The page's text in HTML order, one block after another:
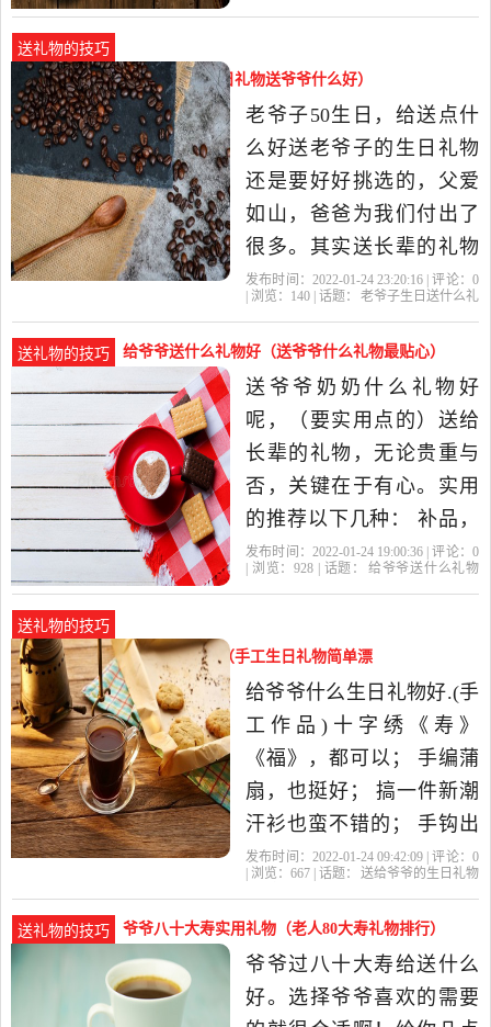
在蛋糕上面做一个寿桃，
这样的生日蛋糕才是属于
老年人的。 老年人过生日
除了生日蛋糕还要
送礼物的技巧
老爷子生日送什么礼物好（生日礼物送爷爷什么好）
老爷子50生日，给送点什
么好送老爷子的生日礼物
还是要好好挑选的，父爱
如山，爸爸为我们付出了
很多。其实送长辈的礼物
还是很多的，下面我为你
比较喜欢喝茶，天气渐
凉，喝茶的时间也是越来
越多了，可以准备一盒好
茶，或是一套茶具给男朋
友的爸爸是不..
发布时间：2022-01-24 23:20:16 | 评论： 0
| 浏览： 140 | 话题：
老爷子生日送什么礼
送礼物的技巧 给爷爷送什么礼物好（送爷爷什么礼物最贴心）
送爷爷奶奶什么礼物好
呢，（要实用点的）送给
长辈的礼物，无论贵重与
否，关键在于有心。实用
的推荐以下几种： 补品，
人老了，身体的种种机能
地选择一些补品还是很必
要的，比如时下流行的脑
白金、黄金搭档什么的，
虽然有点炒作的嫌疑
发布时间：2022-01-24 19:00:36 | 评论： 0
| 浏览： 928 | 话题：
给爷爷送什么礼物
送礼物的技巧
送给爷爷的生日礼物手工视频（手工生日礼物简单漂
亮视频）
给爷爷什么生日礼物好.(手
工作品)十字绣《寿》
《福》，都可以； 手编蒲
扇，也挺好； 搞一件新潮
汗衫也蛮不错的； 手钩出
来的拖鞋，也行； 去河边
一下，给爷爷玩； 草编蚂
蚱笼； 做一对大红灯笼；
或者一只中国结； 要不就
做一副没镜片的眼镜
发布时间：2022-01-24 09:42:09 | 评论： 0
| 浏览： 667 | 话题：
送给爷爷的生日礼物
送礼物的技巧 爷爷八十大寿实用礼物（老人80大寿礼物排行）
爷爷过八十大寿给送什么
好。选择爷爷喜欢的需要